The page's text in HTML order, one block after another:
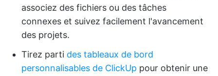
associez des fichiers ou des tâches
connexes et suivez facilement l'avancement
des projets.
Tirez parti des tableaux de bord
personnalisables de ClickUp pour obtenir une